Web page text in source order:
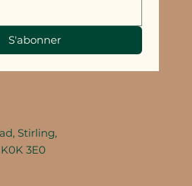
S'abonner
Stirling,
3E0